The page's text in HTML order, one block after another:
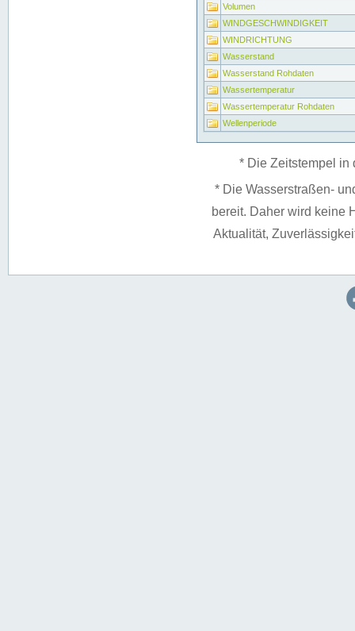
Volumen
WINDGESCHWINDIGKEIT
WINDRICHTUNG
Wasserstand
Wasserstand Rohdaten
Wassertemperatur
Wassertemperatur Rohdaten
Wellenperiode
* Die Zeitstempel in
* Die Wasserstraßen-
bereit. Daher wird keine
Aktualität,